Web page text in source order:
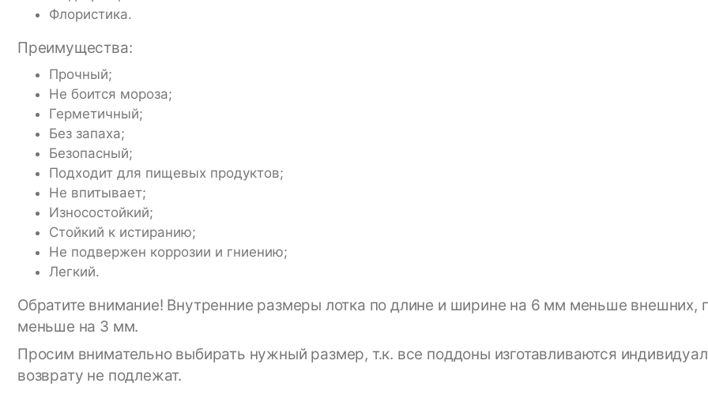
Флористика.
Преимущества:
Прочный;
Не боится мороза;
Герметичный;
Без запаха;
Безопасный;
Подходит для пищевых продуктов;
Не впитывает;
Износостойкий;
Стойкий к истиранию;
Не подвержен коррозии и гниению;
Легкий.
Обратите внимание! Внутренние размеры лотка по длине и ширине на 6 мм меньше внешних,
меньше на 3 мм.
Просим внимательно выбирать нужный размер, т.к. все поддоны изготавливаются
возврату не подлежат.